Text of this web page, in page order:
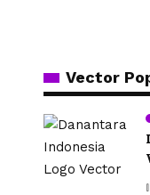
Vector